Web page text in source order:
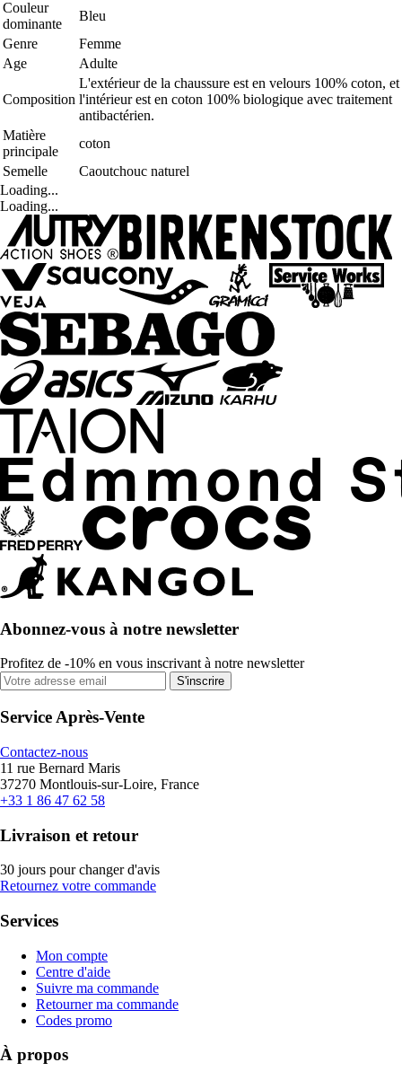
Couleur
dominante
Bleu
Genre
Femme
Age
Adulte
Composition
L'extérieur de la chaussure est en velours 100% coton, et
l'intérieur est en coton 100% biologique avec traitement
antibactérien.
Matière
principale
coton
Semelle
Caoutchouc naturel
Loading...
Loading...
Abonnez-vous à notre newsletter
Profitez de -10% en vous inscrivant à notre newsletter
S'inscrire
Service Après-Vente
Contactez-nous
11 rue Bernard Maris
37270 Montlouis-sur-Loire, France
+33 1 86 47 62 58
Livraison et retour
30 jours pour changer d'avis
Retournez votre commande
Services
Mon compte
Centre d'aide
Suivre ma commande
Retourner ma commande
Codes promo
À propos